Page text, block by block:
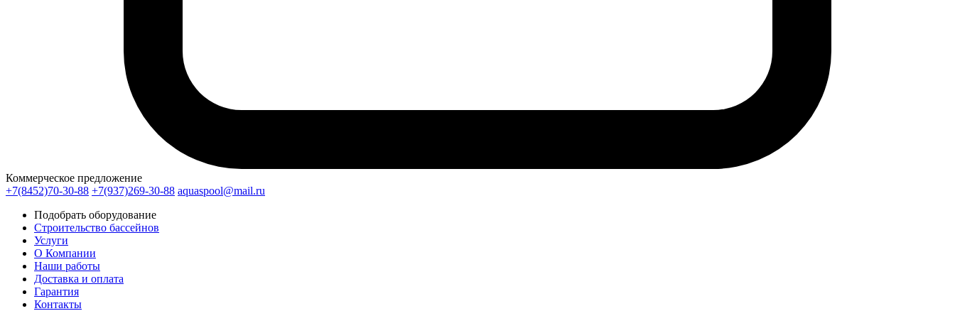
Коммерческое предложение
+7(8452)70-30-88 +7(937)269-30-88 aquaspool@mail.ru
Подобрать оборудование
Строительство бассейнов
Услуги
О Компании
Наши работы
Доставка и оплата
Гарантия
Контакты